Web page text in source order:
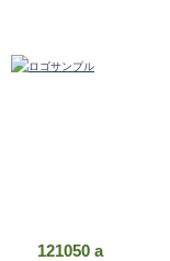
121050 a